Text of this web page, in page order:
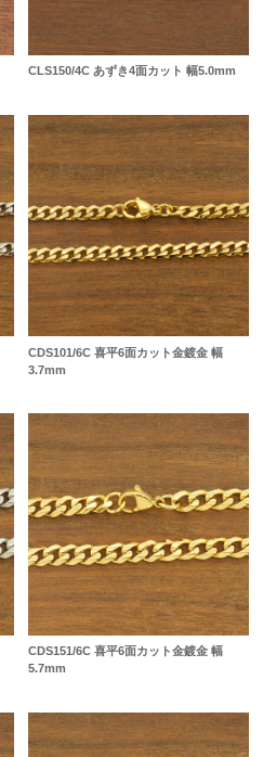
CLS150/4C あずき4面カット 幅5.0mm
CDS101/6C 喜平6面カット金鍍金 幅
3.7mm
CDS151/6C 喜平6面カット金鍍金 幅
5.7mm